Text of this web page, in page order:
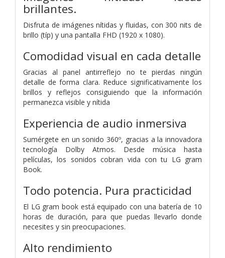
brillantes.
Disfruta de imágenes nítidas y fluidas, con 300 nits de
brillo (típ) y una pantalla FHD (1920 x 1080).
Comodidad visual en cada detalle
Gracias al panel antirreflejo no te pierdas ningún
detalle de forma clara. Reduce significativamente los
brillos y reflejos consiguiendo que la información
permanezca visible y nítida
Experiencia de audio inmersiva
Sumérgete en un sonido 360º, gracias a la innovadora
tecnología Dolby Atmos. Desde música hasta
películas, los sonidos cobran vida con tu LG gram
Book.
Todo potencia. Pura practicidad
El LG gram book está equipado con una batería de 10
horas de duración, para que puedas llevarlo donde
necesites y sin preocupaciones.
Alto rendimiento